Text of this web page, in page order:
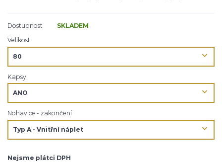
Dostupnost
SKLADEM
Velikost
Kapsy
Nohavice - zakončení
Nejsme plátci DPH